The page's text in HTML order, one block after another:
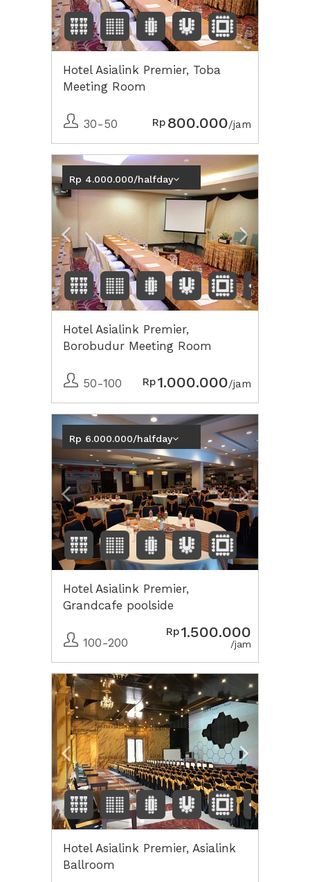
Hotel Asialink Premier, Toba
Meeting Room
30-50 Rp 800.000/jam
Previous Next2
Rp 4.000.000/halfday
Hotel Asialink Premier,
Borobudur Meeting Room
50-100 Rp1.000.000/jam
Previous Next2
Rp 6.000.000/halfday
Hotel Asialink Premier,
Grandcafe poolside
100-200
Rp1.500.000
/jam
Previous Next2
Hotel Asialink Premier, Asialink
Ballroom